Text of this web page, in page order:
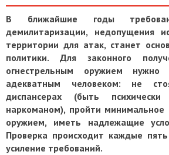
В ближайшие годы
демилитаризации, недопущения
территории для атак, станет
политики. Для законного
огнестрельным оружием
адекватным человеком: не
диспансерах (быть
наркоманом), пройти минимальное
оружием, иметь надлежащие
Проверка происходит каждые
усиление требований.